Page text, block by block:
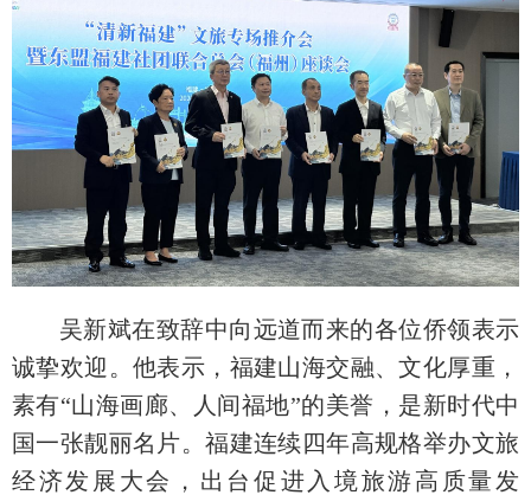
吴新斌在致辞中向远道而来的各位侨领表示
诚挚欢迎。他表示，福建山海交融、文化厚重，
素有“山海画廊、人间福地”的美誉，是新时代中
国一张靓丽名片。福建连续四年高规格举办文旅
经济发展大会，出台促进入境旅游高质量发